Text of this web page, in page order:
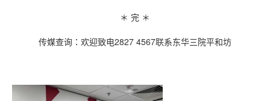
＊ 完 ＊
传媒查询：欢迎致电2827 4567联系东华三院平和坊